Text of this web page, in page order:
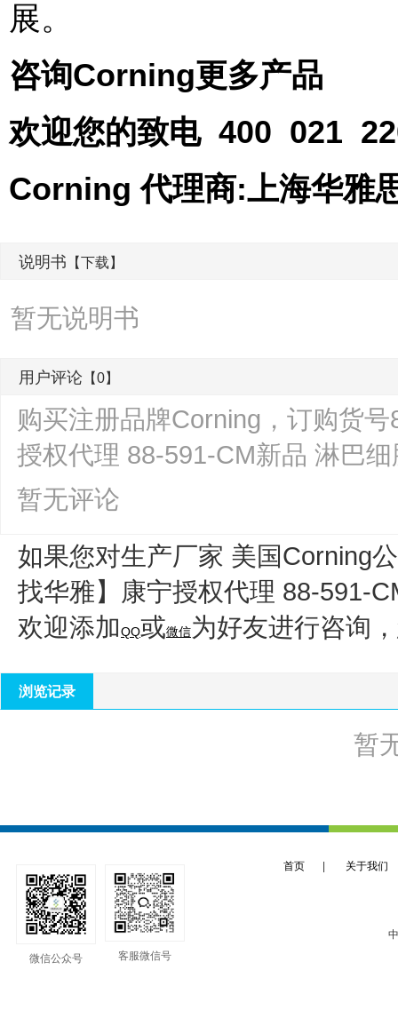
展。
咨询Corning更多产品
欢迎您的致电 400
Corning 代理商:上海华雅
说明书 【下载】
暂无说明书
用户评论 【0】
购买注册品牌Corning，订购货
授权代理 88-591-CM新品 淋巴
暂无评论
如果您对生产厂家 美国Corning
找华雅】康宁授权代理 88-591-
欢迎添加QQ或微信为好友进行咨询
浏览记录
暂
首页 关于我们
微信公众号
客服微信号